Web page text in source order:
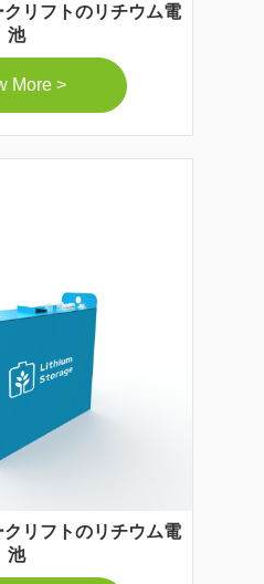
リフトのリチウム電
池
More >
リフトのリチウム電
池